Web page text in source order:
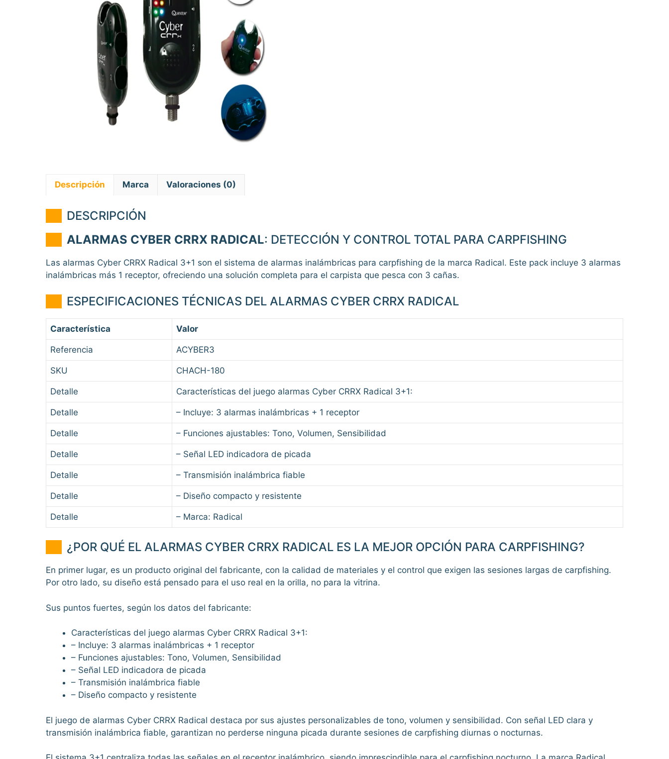
Descripción Marca Valoraciones (0)
DESCRIPCIÓN
ALARMAS CYBER CRRX RADICAL: DETECCIÓN Y CONTROL TOTAL PARA CARPFISHING
Las alarmas Cyber CRRX Radical 3+1 son el sistema de alarmas inalámbricas para carpfishing de la marca Radical. Este pack incluye 3 alarmas
inalámbricas más 1 receptor, ofreciendo una solución completa para el carpista que pesca con 3 cañas.
ESPECIFICACIONES TÉCNICAS DEL ALARMAS CYBER CRRX RADICAL
Característica Valor
Referencia ACYBER3
SKU CHACH-180
Detalle Características del juego alarmas Cyber CRRX Radical 3+1:
Detalle – Incluye: 3 alarmas inalámbricas + 1 receptor
Detalle – Funciones ajustables: Tono, Volumen, Sensibilidad
Detalle – Señal LED indicadora de picada
Detalle – Transmisión inalámbrica fiable
Detalle – Diseño compacto y resistente
Detalle – Marca: Radical
¿POR QUÉ EL ALARMAS CYBER CRRX RADICAL ES LA MEJOR OPCIÓN PARA CARPFISHING?
En primer lugar, es un producto original del fabricante, con la calidad de materiales y el control que exigen las sesiones largas de carpfishing.
Por otro lado, su diseño está pensado para el uso real en la orilla, no para la vitrina.
Sus puntos fuertes, según los datos del fabricante:
Características del juego alarmas Cyber CRRX Radical 3+1:
– Incluye: 3 alarmas inalámbricas + 1 receptor
– Funciones ajustables: Tono, Volumen, Sensibilidad
– Señal LED indicadora de picada
– Transmisión inalámbrica fiable
– Diseño compacto y resistente
El juego de alarmas Cyber CRRX Radical destaca por sus ajustes personalizables de tono, volumen y sensibilidad. Con señal LED clara y
transmisión inalámbrica fiable, garantizan no perderse ninguna picada durante sesiones de carpfishing diurnas o nocturnas.